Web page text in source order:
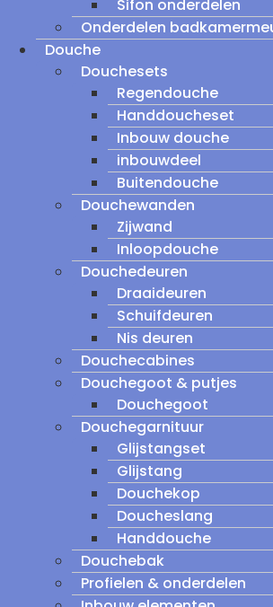
Sifon onderdelen
Onderdelen
Douche
Douchesets
Regendouche
Handdoucheset
Inbouw douche
inbouwdeel
Buitendouche
Douchewanden
Zijwand
Inloopdouche
Douchedeuren
Draaideuren
Schuifdeuren
Nis deuren
Douchecabines
Douchegoot & putjes
Douchegoot
Douchegarnituur
Glijstangset
Glijstang
Douchekop
Doucheslang
Handdouche
Douchebak
Profielen & onderdelen